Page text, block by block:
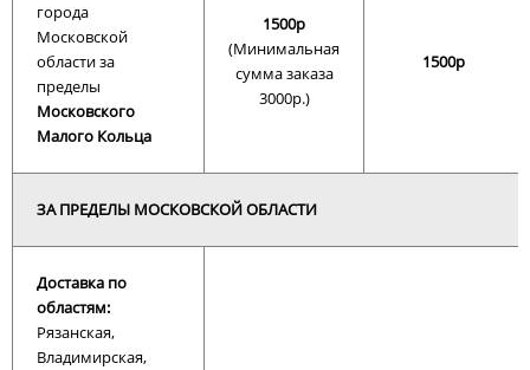
города
Московской
области за
пределы
Московского
Малого Кольца
1500р
(Минимальная
сумма заказа
3000р.)
1500р
ЗА ПРЕДЕЛЫ МОСКОВСКОЙ ОБЛАСТИ
Доставка по
областям:
Рязанская,
Владимирская,